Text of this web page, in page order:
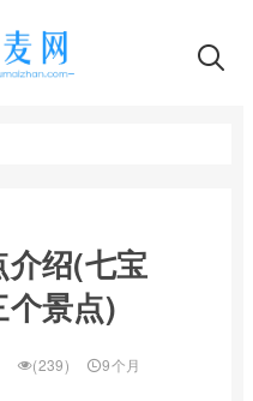
绍(七宝
景点)
(239)
9个月